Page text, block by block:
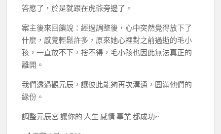
答應了，於是就跟在虎爺旁邊了。
案主後來回饋說：經過調整後，心中突然覺得放下了
什麼，感覺輕鬆許多，原來她心裡對之前過逝的毛小
孩，一直放不下，捨不得，毛小孩也因此無法真正的
離開。
我們透過觀元辰，讓彼此能夠再次溝通，圓滿他們的
緣份。
調整元辰宮 讓你的 人生 感情 事業 都成功~